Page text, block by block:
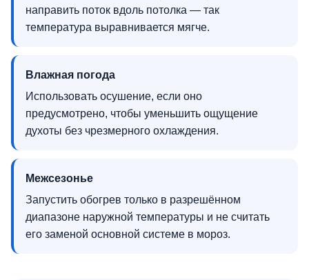
направить поток вдоль потолка — так
температура выравнивается мягче.
Влажная погода
Использовать осушение, если оно
предусмотрено, чтобы уменьшить ощущение
духоты без чрезмерного охлаждения.
Межсезонье
Запустить обогрев только в разрешённом
диапазоне наружной температуры и не считать
его заменой основной системе в мороз.